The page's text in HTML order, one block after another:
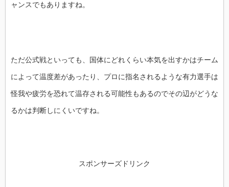
ャンスでもありますね。
ただ公式戦といっても、国体にどれくらい本気を出すかはチーム
によって温度差があったり、プロに指名されるような有力選手は
怪我や疲労を恐れて温存される可能性もあるのでその辺がどうな
るかは判断しにくいですね。
スポンサーズドリンク